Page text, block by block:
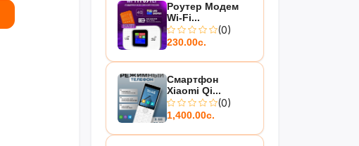
Роутер Модем
Wi-Fi...
(0)
230.00с.
Смартфон
Xiaomi Qi...
(0)
1,400.00с.